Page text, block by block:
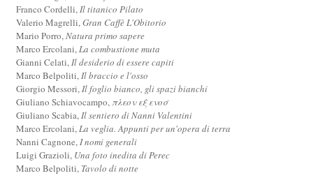
Franco Cordelli,Il titanico Pilato
Valerio Magrelli,Gran Caffè L'Obitorio
Mario Porro,Natura primo sapere
Marco Ercolani,La combustione muta
Gianni Celati,Il desiderio di essere capiti
Marco Belpoliti,Il braccio e l'osso
Giorgio Messori,Il foglio bianco, gli spazi bianchi
Giuliano Schiavocampo,πλεον εξ ενοσ
Giuliano Scabia,Il sentiero di Nanni Valentini
Marco Ercolani,La veglia. Appunti per un'opera di terra
Nanni Cagnone,I nomi generali
Luigi Grazioli, Una foto inedita di Perec
Marco Belpoliti, Tavolo di notte